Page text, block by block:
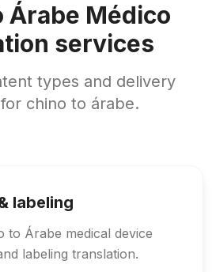
Árabe Médico
services
types and delivery
chino to árabe.
labeling
to Árabe medical device
labeling translation.